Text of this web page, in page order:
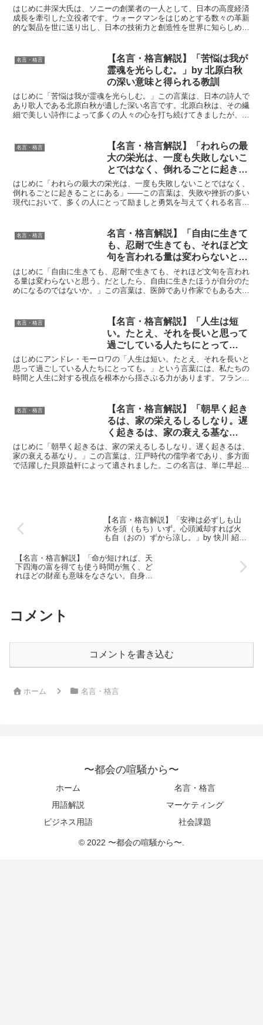
教訓
はじめに井深大氏は、ソニーの創業者の一人として、日本の高度経済
成長を牽引した立役者です。ウォークマンをはじめとする数々の革新
的な製品を世に送り出し、日本の技術力と創造性を世界に知らしめま
名言・格言
【名言・格言解説】「苦悩は我が
霊魂を光らしむ。」by 北原白秋
の深い意味と得られる教訓
はじめに「苦悩は我が霊魂を光らしむ。」この言葉は、日本の詩人で
あり歌人である北原白秋が遺した深い名言です。北原白秋は、その繊
細で美しい詩作によって多くの人々の心を打ち続けてきましたが、そ
名言・格言
【名言・格言解説】「われらの最
大の栄光は、一度も失敗しないこ
とではなく、倒れるごとに起きる
ことにある」by ゴールドスミス
の深い意味と得られる教訓
はじめに「われらの最大の栄光は、一度も失敗しないことではなく、
倒れるごとに起きることにある」――この言葉は、失敗や挫折の多い
現代において、多くの人にとって励ましと勇気を与えてくれる名言で
名言・格言
名言・格言解説】「自由に生きて
も、忍耐で生きても、それほど文
句を言われる量は変わらないと思
う。だとしたら、自由に生きたほ
うが自分のためになるのではない
か。」by 大津 秀一の深い意味と
はじめに「自由に生きても、忍耐で生きても、それほど文句を言われ
る量は変わらないと思う。だとしたら、自由に生きたほうが自分のた
めになるのではないか。」この言葉は、医師であり作家でもある大津
名言・格言
【名言・格言解説】「人生は短
い。たとえ、それを長いと思って
過ごしている人たちにとって
も。」by アンドレ・モーロワの
深い意味と得られる教訓
はじめにアンドレ・モーロワの「人生は短い。たとえ、それを長いと
思って過ごしている人たちにとっても。」という言葉には、私たちの
時間と人生に対する視点を根本から揺さぶる力があります。フランス
名言・格言
【名言・格言解説】「朝早く起き
るは、家の栄えるしるしなり。遅
く起きるは、家の衰える基な
り。」by 貝原 益軒の深い意味と
得られる教訓
はじめに「朝早く起きるは、家の栄えるしるしなり。遅く起きるは、
家の衰える基なり。」この言葉は、江戸時代の儒学者であり、多方面
で活躍した貝原益軒によって遺されました。この名言は、単に早起き
【名言・格言解説】「安禅は必ずしも山
水を須（もち）いず。心頭滅却すれば火
も自（おの）ずから涼し。」by 快川 紹喜
【名言・格言解説】「命が短ければ、天
下四海の富を得ても使う時間が無く、ど
れほどの財産も意味をなさない。自身を
コメント
コメントを書き込む
ホーム 名言・格言
〜都会の喧騒から〜
ホーム
名言・格言
用語解説
マーケティング
ビジネス用語
社会課題
© 2022 〜都会の喧騒から〜.